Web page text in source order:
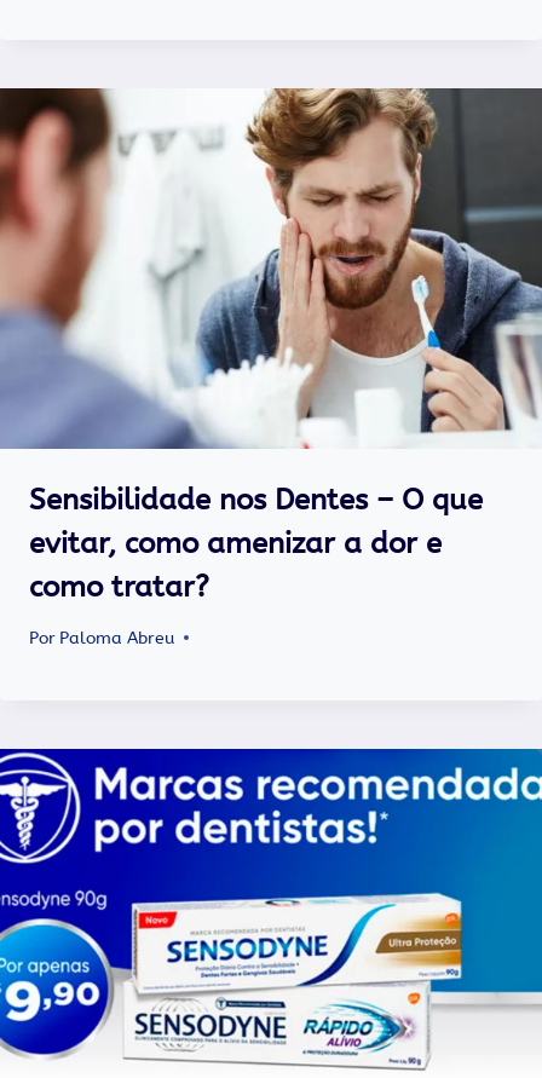
Sensibilidade nos Dentes – O que
evitar, como amenizar a dor e
como tratar?
Por Paloma Abreu